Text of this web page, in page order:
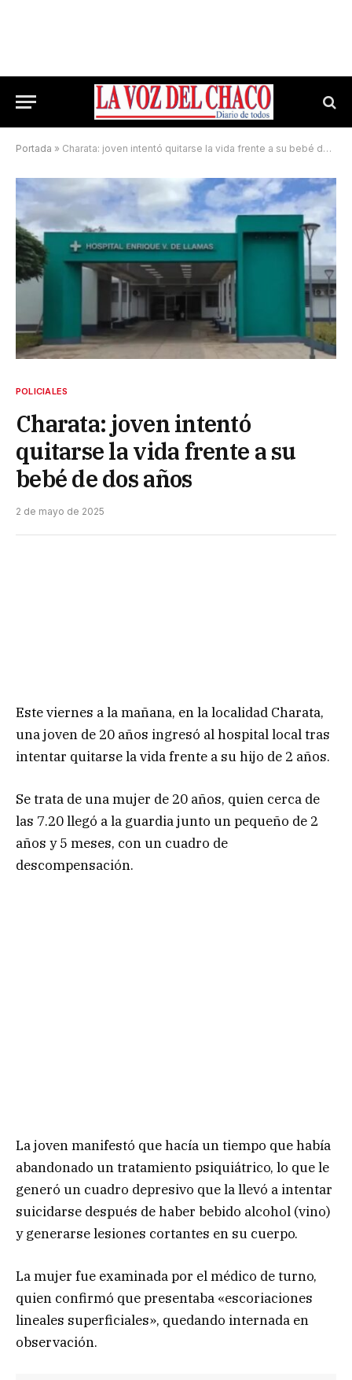
Portada » Charata: joven intentó quitarse la vida frente a su bebé de dos años
POLICIALES
Charata: joven intentó
quitarse la vida frente a su
bebé de dos años
2 de mayo de 2025
Este viernes a la mañana, en la localidad Charata,
una joven de 20 años ingresó al hospital local tras
intentar quitarse la vida frente a su hijo de 2 años.
Se trata de una mujer de 20 años, quien cerca de
las 7.20 llegó a la guardia junto un pequeño de 2
años y 5 meses, con un cuadro de
descompensación.
La joven manifestó que hacía un tiempo que había
abandonado un tratamiento psiquiátrico, lo que le
generó un cuadro depresivo que la llevó a intentar
suicidarse después de haber bebido alcohol (vino)
y generarse lesiones cortantes en su cuerpo.
La mujer fue examinada por el médico de turno,
quien confirmó que presentaba «escoriaciones
lineales superficiales», quedando internada en
observación.